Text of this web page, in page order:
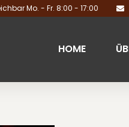
Mo. - Fr. 8:00 - 17:00
HOME